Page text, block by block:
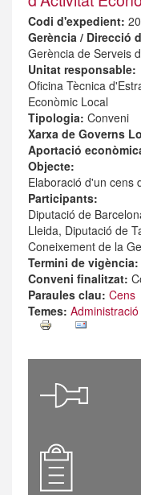
Codi d'expedient:
Gerència / Direcció
Gerència de Serveis
Unitat responsable:
Oficina Tècnica
Econòmic Local
Tipologia: Conveni
Xarxa de Governs
Aportació
Objecte:
Elaboració d'un cens
Participants:
Diputació de
Lleida, Diputació de
Coneixement de la
Termini de vigència:
Conveni finalitzat:
Paraules clau: Cens
Temes: